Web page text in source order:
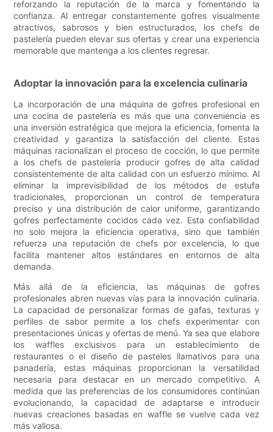
reforzando la reputación de la marca y fomentando la
confianza. Al entregar constantemente gofres visualmente
atractivos, sabrosos y bien estructurados, los chefs de
pastelería pueden elevar sus ofertas y crear una experiencia
memorable que mantenga a los clientes regresar.
Adoptar la innovación para la excelencia culinaria
La incorporación de una máquina de gofres profesional en
una cocina de pastelería es más que una conveniencia es
una inversión estratégica que mejora la eficiencia, fomenta la
creatividad y garantiza la satisfacción del cliente. Estas
máquinas racionalizan el proceso de cocción, lo que permite
a los chefs de pastelería producir gofres de alta calidad
consistentemente de alta calidad con un esfuerzo mínimo. Al
eliminar la imprevisibilidad de los métodos de estufa
tradicionales, proporcionan un control de temperatura
preciso y una distribución de calor uniforme, garantizando
gofres perfectamente cocidos cada vez. Esta confiabilidad
no solo mejora la eficiencia operativa, sino que también
refuerza una reputación de chefs por excelencia, lo que
facilita mantener altos estándares en entornos de alta
demanda.
Más allá de la eficiencia, las máquinas de gofres
profesionales abren nuevas vías para la innovación culinaria.
La capacidad de personalizar formas de gafas, texturas y
perfiles de sabor permite a los chefs experimentar con
presentaciones únicas y ofertas de menú. Ya sea que elabore
los waffles exclusivos para un establecimiento de
restaurantes o el diseño de pasteles llamativos para una
panadería, estas máquinas proporcionan la versatilidad
necesaria para destacar en un mercado competitivo. A
medida que las preferencias de los consumidores continúan
evolucionando, la capacidad de adaptarse e introducir
nuevas creaciones basadas en waffle se vuelve cada vez
más valiosa.